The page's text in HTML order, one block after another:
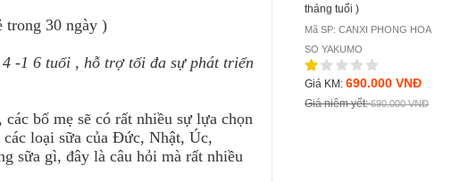
trong 30 ngày )
-1 6 tuổi , hỗ trợ tối đa sự phát triển
bố mẹ sẽ có rất nhiều sự lựa chọn
các loại sữa của Đức, Nhật, Úc,
sữa gì, đây là câu hỏi mà rất nhiều
SP: Vien giai ruou Shugo
Giá KM: 1.570.000 VNĐ
tháng tuổi )
Mã SP: CANXI PHONG HOA
SO YAKUMO
Giá KM: 690.000 VNĐ
Giá niêm yết:690.000 VNĐ